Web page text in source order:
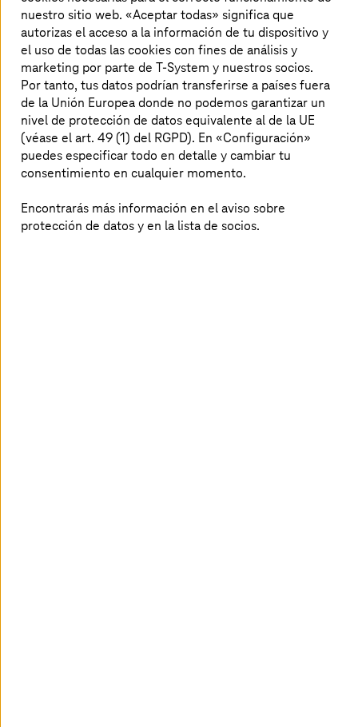
no se limita a directrices y debates éticos. Tiene un
enorme impacto económico. Con diversas iniciativas,
como la gestión de la movilidad con bajas emisiones de
carbono, la gestión moderna de la energía en los
comercios y un sistema eficiente de carga de vehículos
eléctricos, el sector está introduciendo prácticas que
protegen el medio ambiente. Estos cambios no solo
contribuyen a un planeta más sano, sino que también
permiten ahorrar costos a largo plazo y mejorar la
experiencia del cliente.
nuestro sitio web. «Aceptar todas» significa que
autorizas el acceso a la información de tu dispositivo y
el uso de todas las cookies con fines de análisis y
marketing por parte de T-System y nuestros socios.
Por tanto, tus datos podrían transferirse a países fuera
de la Unión Europea donde no podemos garantizar un
nivel de protección de datos equivalente al de la UE
(véase el art. 49 (1) del RGPD). En «Configuración»
puedes especificar todo en detalle y cambiar tu
consentimiento en cualquier momento.
Encontrarás más información en el aviso sobre
protección de datos y en la lista de socios.